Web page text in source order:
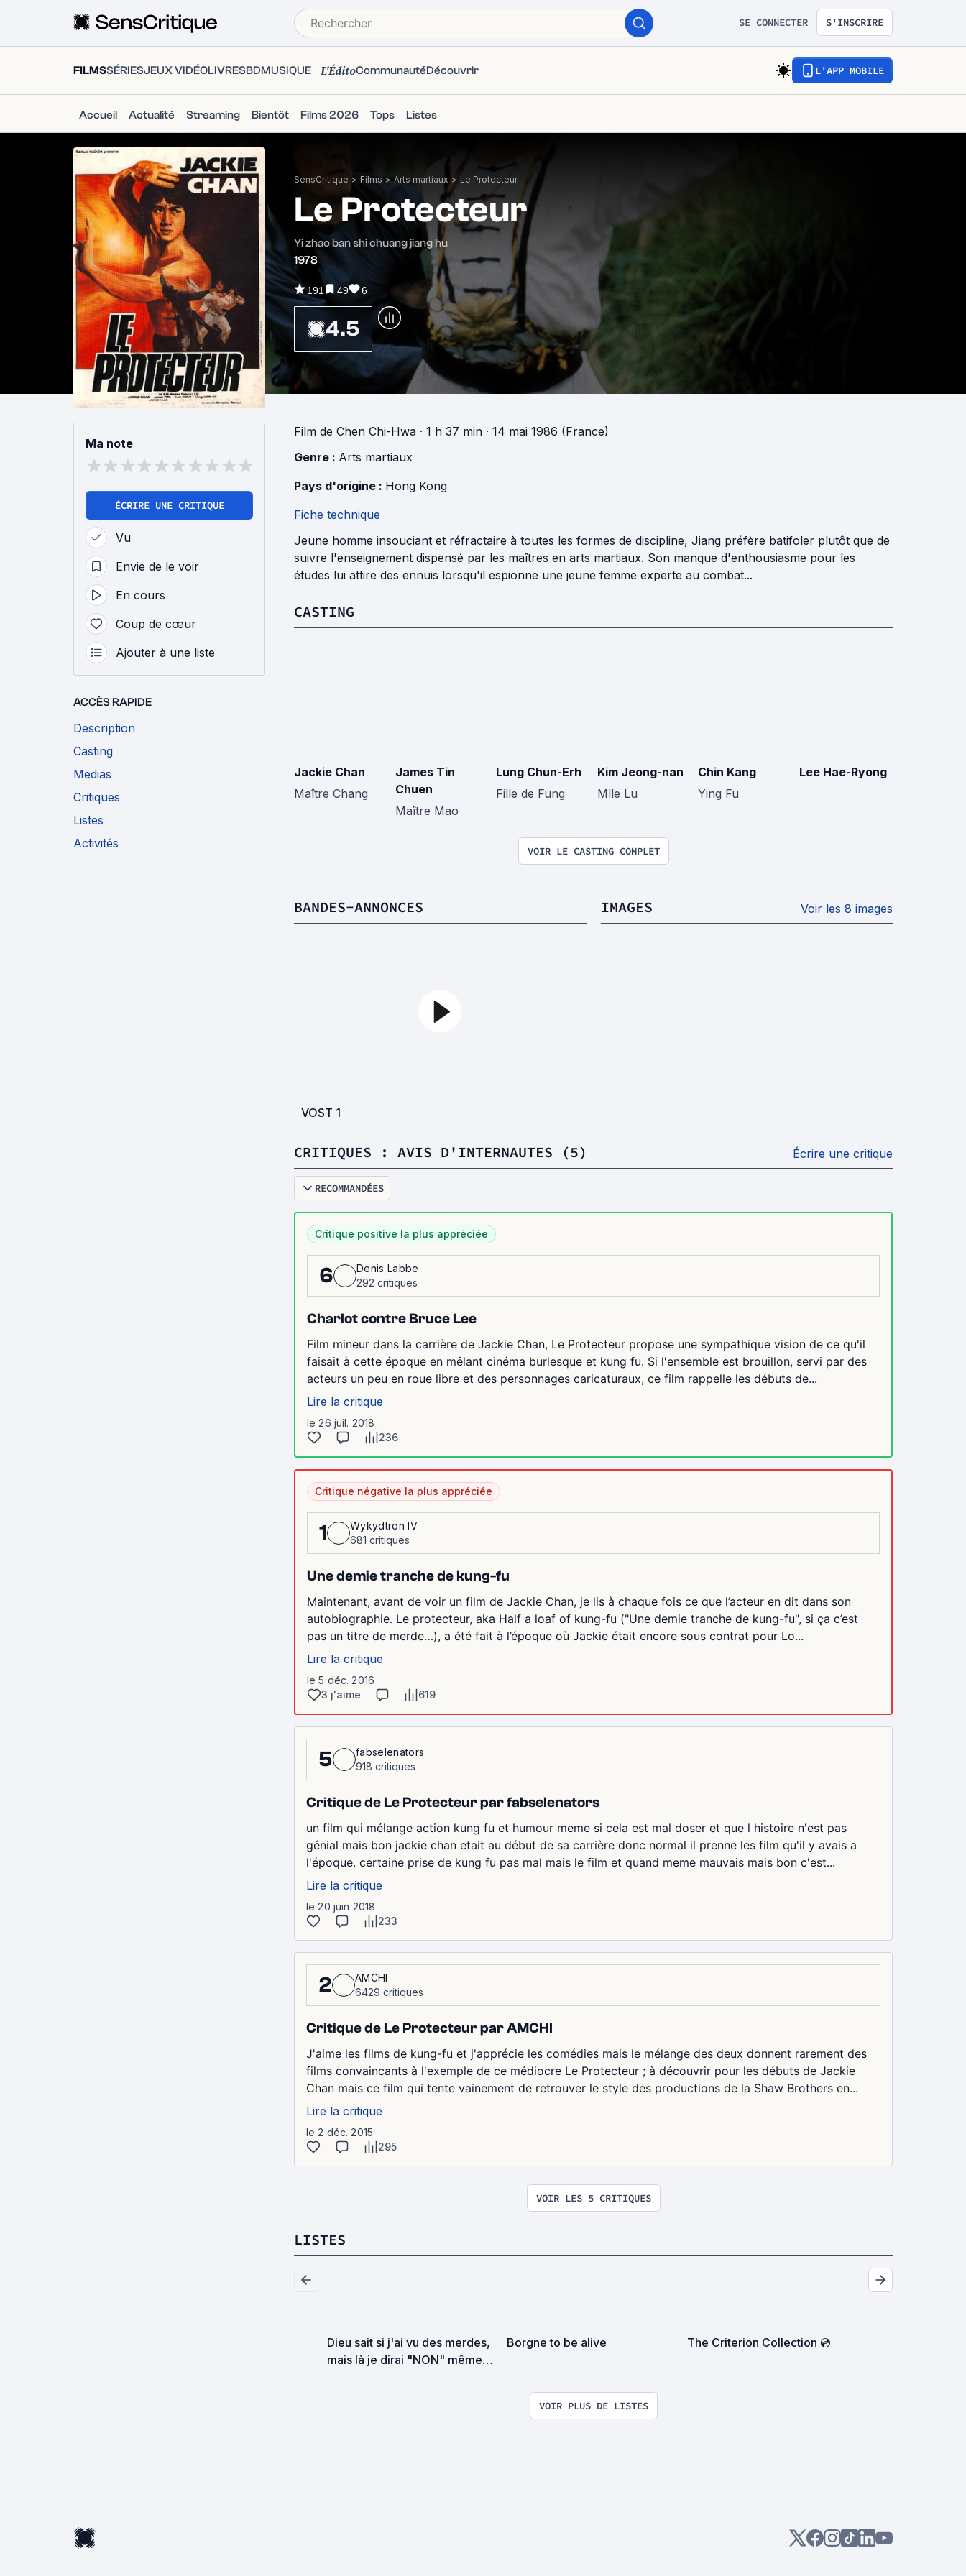
SE CONNECTER S'INSCRIRE
FILMSSÉRIESJEUX VIDÉOLIVRESBDMUSIQUE L'ÉditoCommunautéDécouvrir L'APP MOBILE
Accueil Actualité Streaming Bientôt Films 2026 Tops Listes
SensCritique > Films > Arts martiaux > Le Protecteur
Le Protecteur
Yi zhao ban shi chuang jiang hu
1978
191 49 6
4.5
Ma note
ÉCRIRE UNE CRITIQUE
Vu
Envie de le voir
En cours
Coup de cœur
Ajouter à une liste
ACCÈS RAPIDE
Description
Casting
Medias
Critiques
Listes
Activités
Film de Chen Chi-Hwa · 1 h 37 min · 14 mai 1986 (France)
Genre : Arts martiaux
Pays d'origine : Hong Kong
Fiche technique
Jeune homme insouciant et réfractaire à toutes les formes de discipline, Jiang préfère batifoler plutôt que de
suivre l'enseignement dispensé par les maîtres en arts martiaux. Son manque d'enthousiasme pour les
études lui attire des ennuis lorsqu'il espionne une jeune femme experte au combat...
CASTING
Jackie Chan
Maître Chang
James Tin
Chuen
Maître Mao
Lung Chun-Erh
Fille de Fung
Kim Jeong-nan
Mlle Lu
Chin Kang
Ying Fu
Lee Hae-Ryong
VOIR LE CASTING COMPLET
BANDES-ANNONCES
VOST 1
IMAGES Voir les 8 images
CRITIQUES : AVIS D'INTERNAUTES (5) Écrire une critique
RECOMMANDÉES
Critique positive la plus appréciée
6
Denis Labbe
292 critiques
Charlot contre Bruce Lee
Film mineur dans la carrière de Jackie Chan, Le Protecteur propose une sympathique vision de ce qu'il
faisait à cette époque en mêlant cinéma burlesque et kung fu. Si l'ensemble est brouillon, servi par des
acteurs un peu en roue libre et des personnages caricaturaux, ce film rappelle les débuts de...
Lire la critique
le 26 juil. 2018
236
Critique négative la plus appréciée
1
Wykydtron IV
681 critiques
Une demie tranche de kung-fu
Maintenant, avant de voir un film de Jackie Chan, je lis à chaque fois ce que l’acteur en dit dans son
autobiographie. Le protecteur, aka Half a loaf of kung-fu ("Une demie tranche de kung-fu", si ça c’est
pas un titre de merde…), a été fait à l’époque où Jackie était encore sous contrat pour Lo...
Lire la critique
le 5 déc. 2016
3 j'aime
619
5
fabselenators
918 critiques
Critique de Le Protecteur par fabselenators
un film qui mélange action kung fu et humour meme si cela est mal doser et que l histoire n'est pas
génial mais bon jackie chan etait au début de sa carrière donc normal il prenne les film qu'il y avais a
l'époque. certaine prise de kung fu pas mal mais le film et quand meme mauvais mais bon c'est...
Lire la critique
le 20 juin 2018
233
2
AMCHI
6429 critiques
Critique de Le Protecteur par AMCHI
J'aime les films de kung-fu et j'apprécie les comédies mais le mélange des deux donnent rarement des
films convaincants à l'exemple de ce médiocre Le Protecteur ; à découvrir pour les débuts de Jackie
Chan mais ce film qui tente vainement de retrouver le style des productions de la Shaw Brothers en...
Lire la critique
le 2 déc. 2015
295
VOIR LES 5 CRITIQUES
LISTES
Dieu sait si j'ai vu des merdes,
mais là je dirai "NON" même
Borgne to be alive The Criterion Collection 💿
VOIR PLUS DE LISTES